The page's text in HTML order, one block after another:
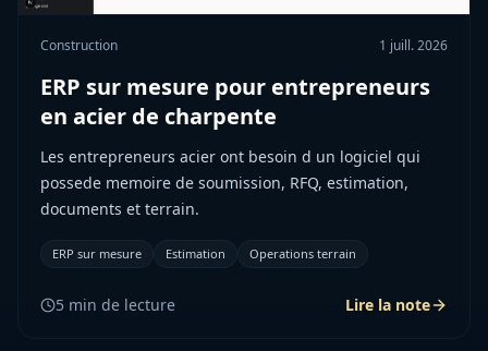
Construction 1 juill. 2026
ERP sur mesure pour entrepreneurs
en acier de charpente
Les entrepreneurs acier ont besoin d un logiciel qui
possede memoire de soumission, RFQ, estimation,
documents et terrain.
ERP sur mesure Estimation Operations terrain
5 min de lecture Lire la note